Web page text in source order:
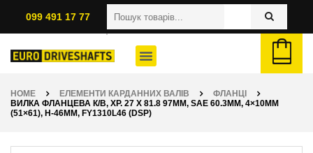
099 491 17 77
HOME ЕЛЕМЕНТИ КАРДАННИХ ВАЛІВ
ФЛАНЦІ
ВИЛКА ФЛАНЦЕВА К/В, ХР. 27 X 81.8 97ММ, SAE 60.3ММ, 4×10ММ
(51×61), H-46ММ, FY1310L46 (DSP)